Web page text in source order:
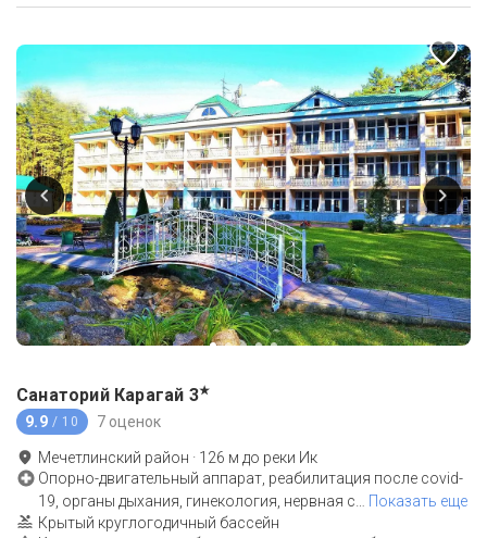
Санаторий Карагай 3★
9.9 / 10 7 оценок
Мечетлинский район · 126 м до реки Ик
Опорно-двигательный аппарат, реабилитация после covid-
19, органы дыхания, гинекология, нервная с… Показать еще
Крытый круглогодичный бассейн